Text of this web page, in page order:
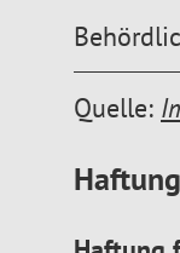
Quelle: